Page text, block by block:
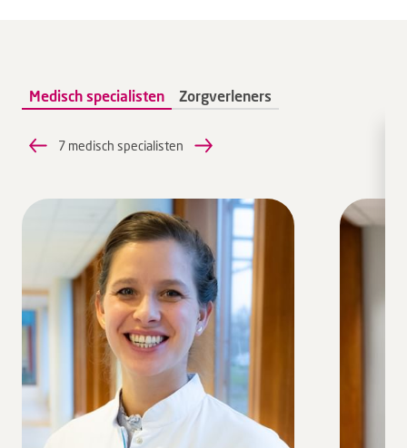
Medisch specialisten Zorgverleners
7 medisch specialisten